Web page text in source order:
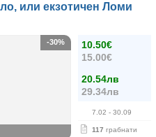
или екзотичен Ломи
10.50€
15.00€
20.54лв
29.34лв
7.02 - 30.09
117 грабнати
-30%